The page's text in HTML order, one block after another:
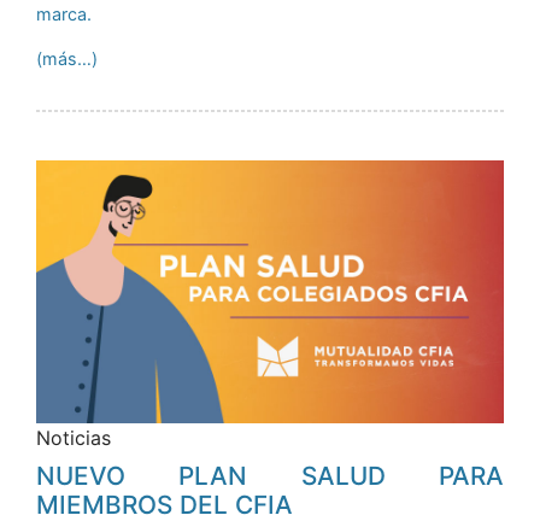
marca.
(más…)
Noticias
NUEVO PLAN SALUD PARA
MIEMBROS DEL CFIA